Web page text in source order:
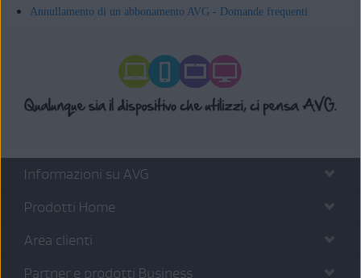
Annullamento di un abbonamento AVG - Domande frequenti
Informazioni su AVG
Prodotti Home
Area clienti
Partner e prodotti Business